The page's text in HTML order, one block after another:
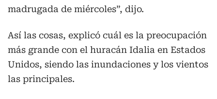
madrugada de miércoles”, dijo.
Así las cosas, explicó cuál es la preocupación
más grande con el huracán Idalia en Estados
Unidos, siendo las inundaciones y los vientos
las principales.